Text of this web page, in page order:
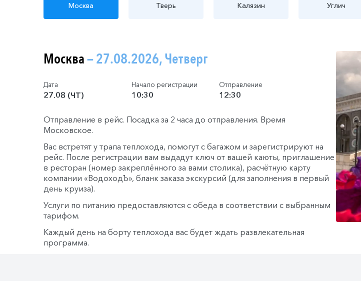
Москва Тверь Калязин Углич
Москва— 27.08.2026, Четверг
Дата
27.08 (ЧТ)
Начало регистрации
10:30
Отправление
12:30
Отправление в рейс. Посадка за 2 часа до отправления. Время
Московское.
Вас встретят у трапа теплохода, помогут с багажом и зарегистрируют на
рейс. После регистрации вам выдадут ключ от вашей каюты, приглашение
в ресторан (номер закреплённого за вами столика), расчётную карту
компании «ВодоходЪ», бланк заказа экскурсий (для заполнения в первый
день круиза).
Услуги по питанию предоставляются с обеда в соответствии с выбранным
тарифом.
Каждый день на борту теплохода вас будет ждать развлекательная
программа.